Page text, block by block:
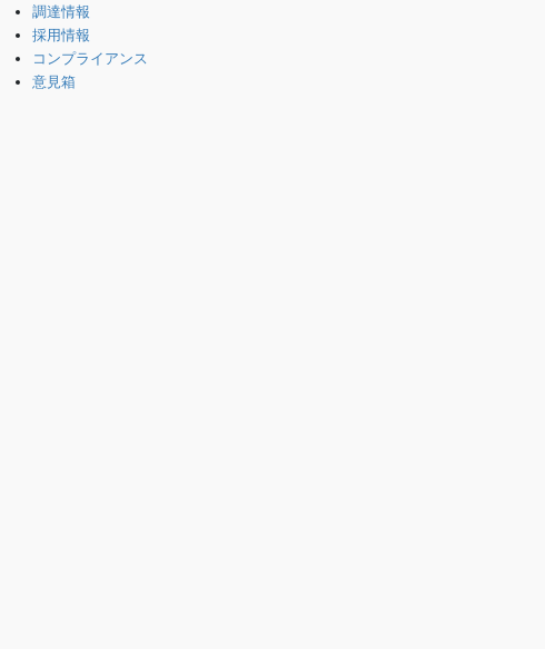
調達情報
採用情報
コンプライアンス
意見箱